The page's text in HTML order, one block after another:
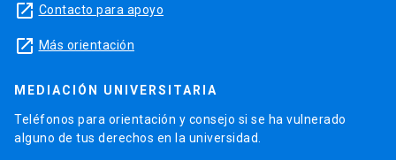
launch Contacto para apoyo
launch Más orientación
MEDIACIÓN UNIVERSITARIA
Teléfonos para orientación y consejo si se ha vulnerado
alguno de tus derechos en la universidad.